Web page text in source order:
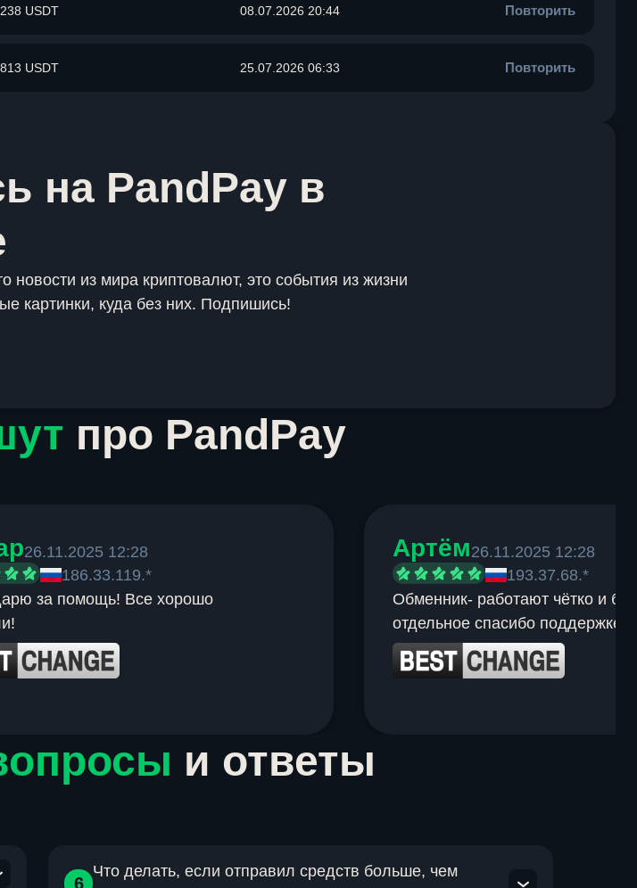
USDT 08.07.2026 20:44 Повторить
USDT 25.07.2026 06:33 Повторить
на PandPay в
новости из мира криптовалют, это события из жизни
картинки, куда без них. Подпишись!
про PandPay
26.11.2025 12:28
186.33.119.*
за помощь! Все хорошо
Артём26.11.2025 12:28
193.37.68.*
Обменник- работают чётко и
отдельное спасибо поддержке.
и ответы
6
Что делать, если отправил средств больше, чем